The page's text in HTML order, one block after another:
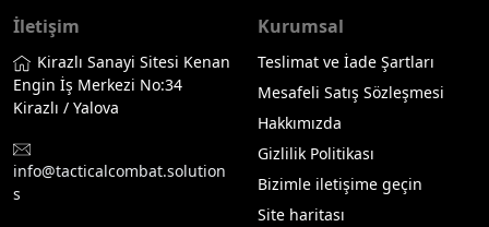
İletişim
Kirazlı Sanayi Sitesi Kenan
Engin İş Merkezi No:34
Kirazlı / Yalova
info@tacticalcombat.solution
s
Kurumsal
Teslimat ve İade Şartları
Mesafeli Satış Sözleşmesi
Hakkımızda
Gizlilik Politikası
Bizimle iletişime geçin
Site haritası